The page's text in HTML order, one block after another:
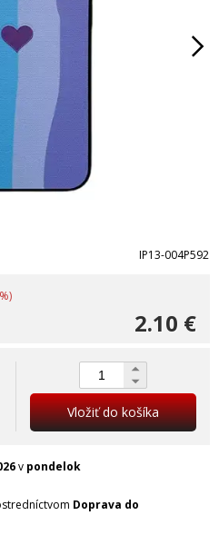
IP13-004P592
2.10 €
Vložiť do košíka
v pondelok
Doprava do